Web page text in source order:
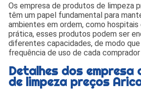
Os empresa de produtos de limpeza
têm um papel fundamental para
ambientes em ordem, como hospitais
prática, esses produtos podem ser
diferentes capacidades, de modo
frequência de uso de cada comprador
Detalhes dos
de limpeza preços